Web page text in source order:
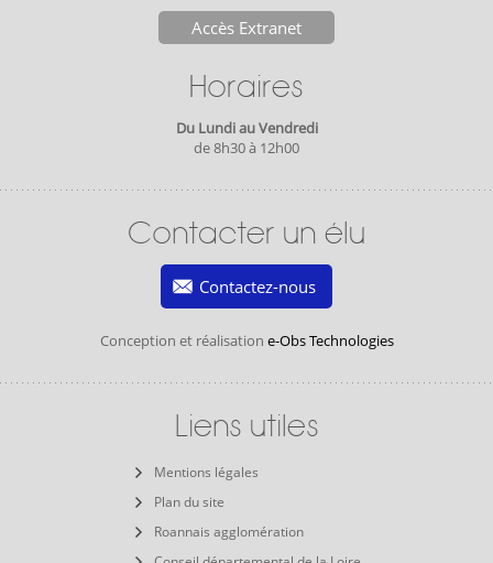
Accès Extranet
Horaires
Du Lundi au Vendredi
de 8h30 à 12h00
Contacter un élu
Contactez-nous
Conception et réalisation e-Obs Technologies
Liens utiles
Mentions légales
Plan du site
Roannais agglomération